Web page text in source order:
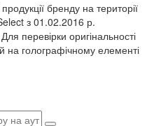
бренду на території
з 01.02.2016 р.
перевірки оригінальності
на голографічному елементі